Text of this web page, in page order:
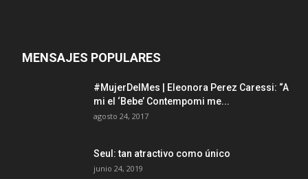
MENSAJES POPULARES
#MujerDelMes | Eleonora Perez Caressi: “A
mi el ‘Bebe’ Contempomi me...
agosto 24, 2017
Seul: tan atractivo como único
junio 24, 2019